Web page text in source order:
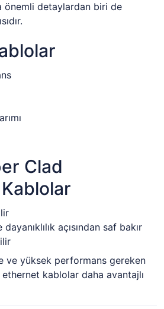
önemli detaylardan biri de
Clad
açısından saf bakır
ve yüksek performans gereken
kablolar daha avantajlı